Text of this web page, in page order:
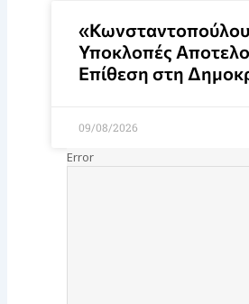
Υποκλοπές
Επίθεση στη
09/08/2026